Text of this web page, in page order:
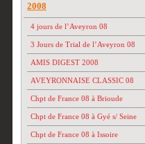
2008
4 jours de l’Aveyron 08
3 Jours de Trial de l’Aveyron 08
AMIS DIGEST 2008
AVEYRONNAISE CLASSIC 08
Chpt de France 08 à Brioude
Chpt de France 08 à Gyé s/ Seine
Chpt de France 08 à Issoire